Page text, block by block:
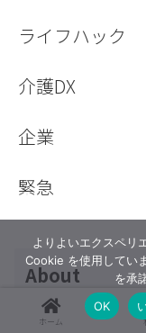
ライフハック
介護DX
企業
緊急
About
ホーム
よりよいエクスペリ
Cookie を使用してい
を承
OK